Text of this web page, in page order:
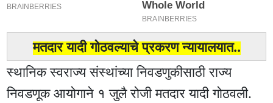
मतदार यादी गोठवल्याचे प्रकरण न्यायालयात..
स्थानिक स्वराज्य संस्थांच्या निवडणुकीसाठी राज्य
निवडणूक आयोगाने १ जुलै रोजी मतदार यादी गोठवली.